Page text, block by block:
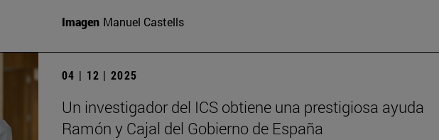
Imagen Manuel Castells
04 | 12 | 2025
Un investigador del ICS obtiene una prestigiosa ayuda
Ramón y Cajal del Gobierno de España